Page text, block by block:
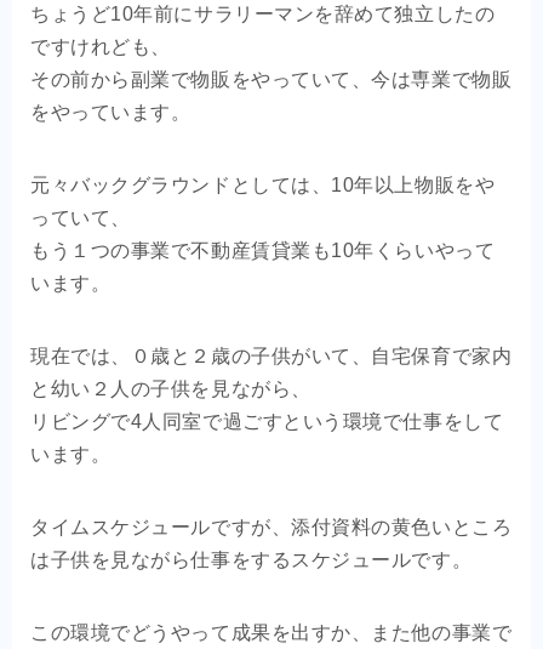
ちょうど10年前にサラリーマンを辞めて独立したの
ですけれども、
その前から副業で物販をやっていて、今は専業で物販
をやっています。
元々バックグラウンドとしては、10年以上物販をや
っていて、
もう１つの事業で不動産賃貸業も10年くらいやって
います。
現在では、０歳と２歳の子供がいて、自宅保育で家内
と幼い２人の子供を見ながら、
リビングで4人同室で過ごすという環境で仕事をして
います。
タイムスケジュールですが、添付資料の黄色いところ
は子供を見ながら仕事をするスケジュールです。
この環境でどうやって成果を出すか、また他の事業で